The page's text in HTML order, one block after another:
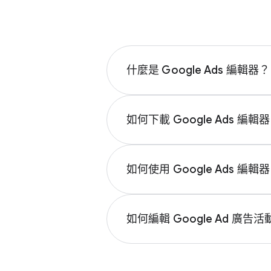
什麼​是 Google Ads 編​輯器？
Google Ads 編​輯器​可以​儲​存您​的​
如何​下載 Google Ads 編​輯器
如何​使用 Google Ads 編​輯器
變更​關​鍵字​或​替換​文字。​您甚​至​
如何​編輯 Google Ad 廣告​活